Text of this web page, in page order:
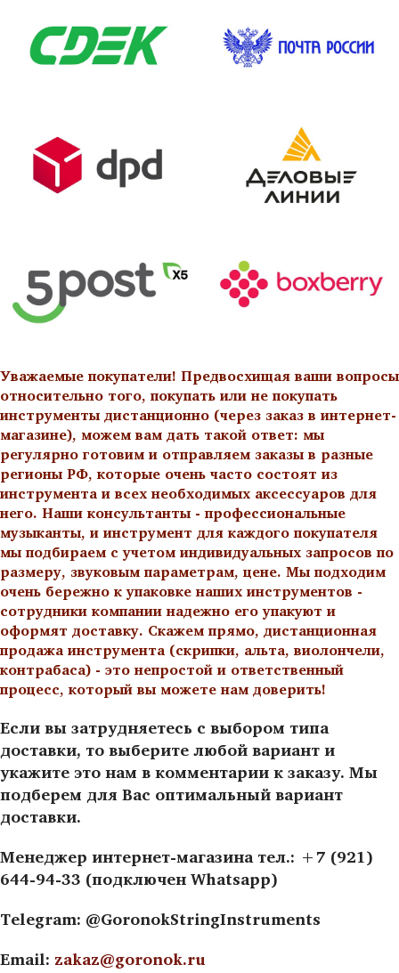
Уважаемые покупатели! Предвосхищая ваши вопросы
относительно того, покупать или не покупать
инструменты дистанционно (через заказ в интернет-
магазине), можем вам дать такой ответ: мы
регулярно готовим и отправляем заказы в разные
регионы РФ, которые очень часто состоят из
инструмента и всех необходимых аксессуаров для
него. Наши консультанты - профессиональные
музыканты, и инструмент для каждого покупателя
мы подбираем с учетом индивидуальных запросов по
размеру, звуковым параметрам, цене. Мы подходим
очень бережно к упаковке наших инструментов -
сотрудники компании надежно его упакуют и
оформят доставку. Скажем прямо, дистанционная
продажа инструмента (скрипки, альта, виолончели,
контрабаса) - это непростой и ответственный
процесс, который вы можете нам доверить!
Если вы затрудняетесь с выбором типа
доставки, то выберите любой вариант и
укажите это нам в комментарии к заказу. Мы
подберем для Вас оптимальный вариант
доставки.
Менеджер интернет-магазина тел.: +7 (921)
644-94-33 (подключен Whatsapp)
Telegram: @GoronokStringInstruments
Email: zakaz@goronok.ru